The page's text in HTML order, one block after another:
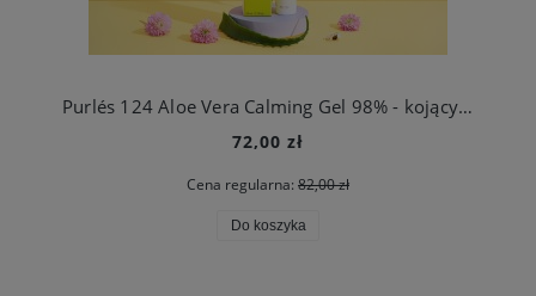
Purlés 124 Aloe Vera Calming Gel 98% - kojący żel aloesowy 50 ml
72,00 zł
Cena regularna: 82,00 zł
Do koszyka